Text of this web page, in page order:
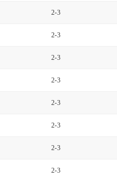
2-3
2-3
2-3
2-3
2-3
2-3
2-3
2-3